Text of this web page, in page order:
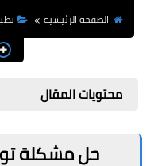
الصفحة الرئيسية
محتويات المقال
حل مشكلة